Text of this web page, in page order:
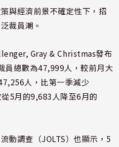
與經濟前景不確定性下，招
裁員潮。
Gray & Christmas發布
員總數為47,999人，較前月大
人，比第一季減少
5月的9,683人降至6月的
動調查（JOLTS）也顯示，5